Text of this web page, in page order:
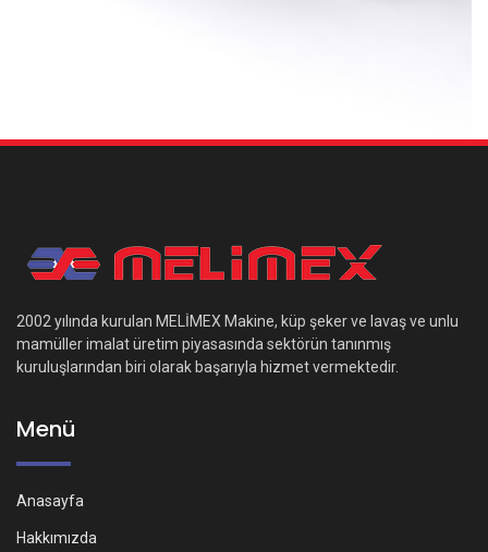
2002 yılında kurulan MELİMEX Makine, küp şeker ve lavaş ve unlu
mamüller imalat üretim piyasasında sektörün tanınmış
kuruluşlarından biri olarak başarıyla hizmet vermektedir.
Menü
Anasayfa
Hakkımızda